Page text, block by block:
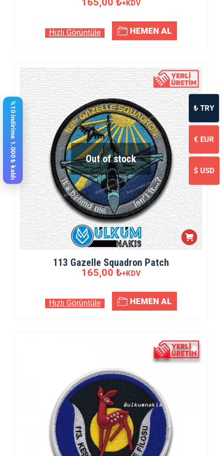
+KDV
Hızlı Görüntüle HEMEN AL
Out of stock
113 Gazelle Squadron Patch
165,00 ₺+KDV
Hızlı Görüntüle HEMEN AL
%10 indirime 1.000 ₺ kaldı ₺ TRY
€ EUR
$ USD